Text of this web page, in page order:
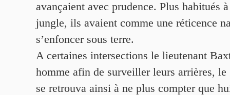
avançaient avec prudence. Plus habitués
jungle, ils avaient comme une réticence
s’enfoncer sous terre.
A certaines intersections le lieutenant
homme afin de surveiller leurs arrières, le
se retrouva ainsi à ne plus compter que